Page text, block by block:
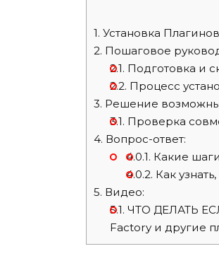
1. Установка
2. Пошаговое
2.1. Подготовка и
2.2. Процесс
3. Решение
3.1. Проверка
4. Вопрос-ответ:
4.0.1. Какие
4.0.2. Как
5. Видео:
5.1. ЧТО ДЕЛАТЬ
Factory и другие